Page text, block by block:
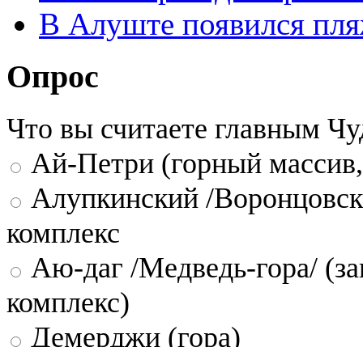
В Алуште появился
Опрос
Что вы считаете главным
Ай-Петри (горный
Алупкинский /
комплекс
Аю-даг /Медведь-гора/
комплекс)
Демерджи (гора)